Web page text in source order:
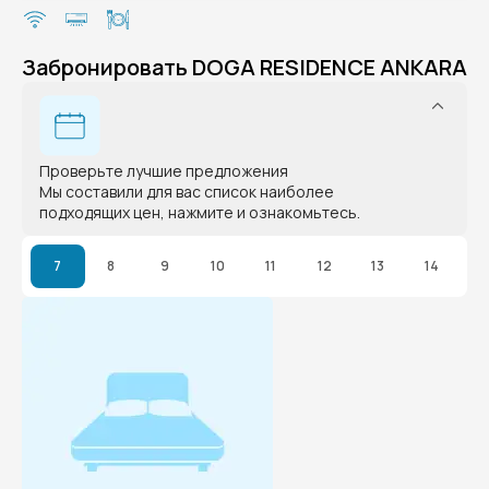
Забронировать DOGA RESIDENCE ANKARA
Проверьте лучшие предложения
Мы составили для вас список наиболее
подходящих цен, нажмите и ознакомьтесь.
7 8 9 10 11 12 13 14